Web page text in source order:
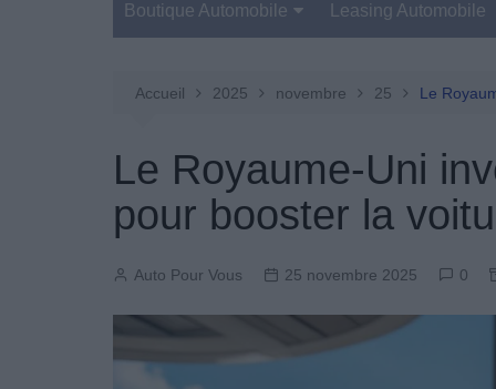
Boutique Automobile
Entretien Automobile
Produits Boutique
Leasing Automobile
Accueil 2025 novembre 25 Le
Le Royaume-Uni
pour booster la
Auto Pour Vous 25 novembre 2025 0